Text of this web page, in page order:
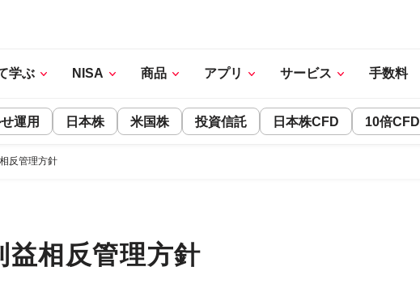
学ぶ NISA 商品 アプリ サービス 手数料
運用 日本株 米国株 投資信託 日本株CFD 10倍CFD
反管理方針
益相反管理方針